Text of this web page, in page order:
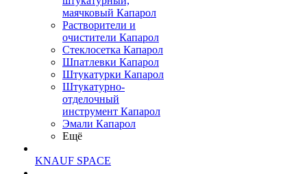
маячковый Капарол
Растворители и
очистители Капарол
Cтеклосетка Капарол
Шпатлевки Капарол
Штукатурки Капарол
Штукатурно-
отделочный
инструмент Капарол
Эмали Капарол
Ещё
KNAUF SPACE